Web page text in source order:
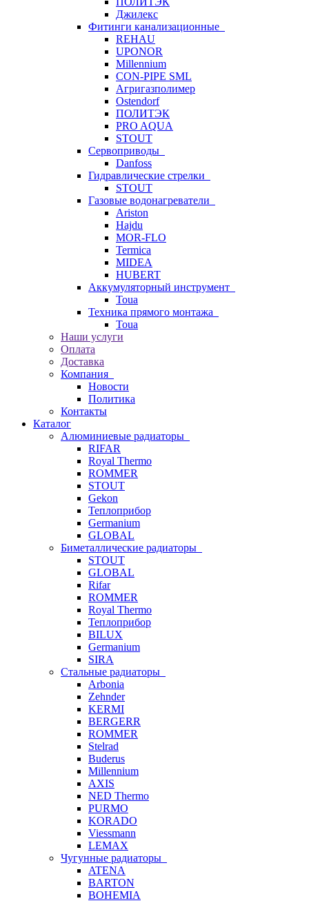
Джилекс
Фитинги канализационные
REHAU
UPONOR
Millennium
CON-PIPE SML
Агригазполимер
Ostendorf
ПОЛИТЭК
PRO AQUA
STOUT
Сервоприводы
Danfoss
Гидравлические стрелки
STOUT
Газовые водонагреватели
Ariston
Hajdu
MOR-FLO
Termica
MIDEA
HUBERT
Аккумуляторный инструмент
Toua
Техника прямого монтажа
Toua
Наши услуги
Оплата
Доставка
Компания
Новости
Политика
Контакты
Каталог
Алюминиевые радиаторы
RIFAR
Royal Thermo
ROMMER
STOUT
Gekon
Теплоприбор
Germanium
GLOBAL
Биметаллические радиаторы
STOUT
GLOBAL
Rifar
ROMMER
Royal Thermo
Теплоприбор
BILUX
Germanium
SIRA
Стальные радиаторы
Arbonia
Zehnder
KERMI
BERGERR
ROMMER
Stelrad
Buderus
Millennium
AXIS
NED Thermo
PURMO
KORADO
Viessmann
LEMAX
Чугунные радиаторы
ATENA
BARTON
BOHEMIA